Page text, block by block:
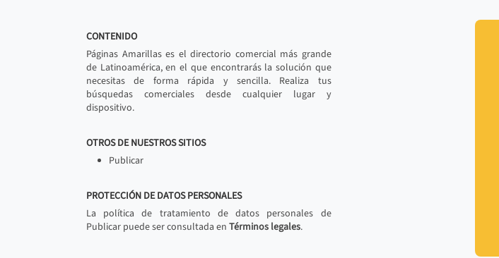
CONTENIDO
Páginas Amarillas es el directorio comercial más grande
de Latinoamérica, en el que encontrarás la solución que
necesitas de forma rápida y sencilla. Realiza tus
búsquedas comerciales desde cualquier lugar y
dispositivo.
OTROS DE NUESTROS SITIOS
Publicar
PROTECCIÓN DE DATOS PERSONALES
La política de tratamiento de datos personales de
Publicar puede ser consultada en Términos legales.